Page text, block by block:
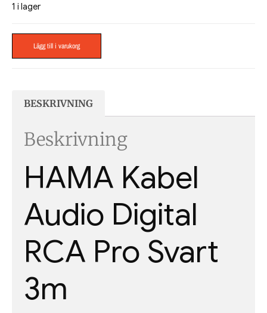
1 i lager
Lägg till i varukorg
BESKRIVNING
Beskrivning
HAMA Kabel
Audio Digital
RCA Pro Svart
3m